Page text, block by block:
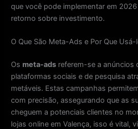
que você pode implementar em
retorno sobre investimento.
O Que São Meta-Ads e Por Que Usá-
Os meta-ads referem-se a anúncios
plataformas sociais e de pesquisa
metáveis. Estas campanhas
com precisão, assegurando que as
cheguem a potenciais clientes no
lojas online em Valença, isso é vital,